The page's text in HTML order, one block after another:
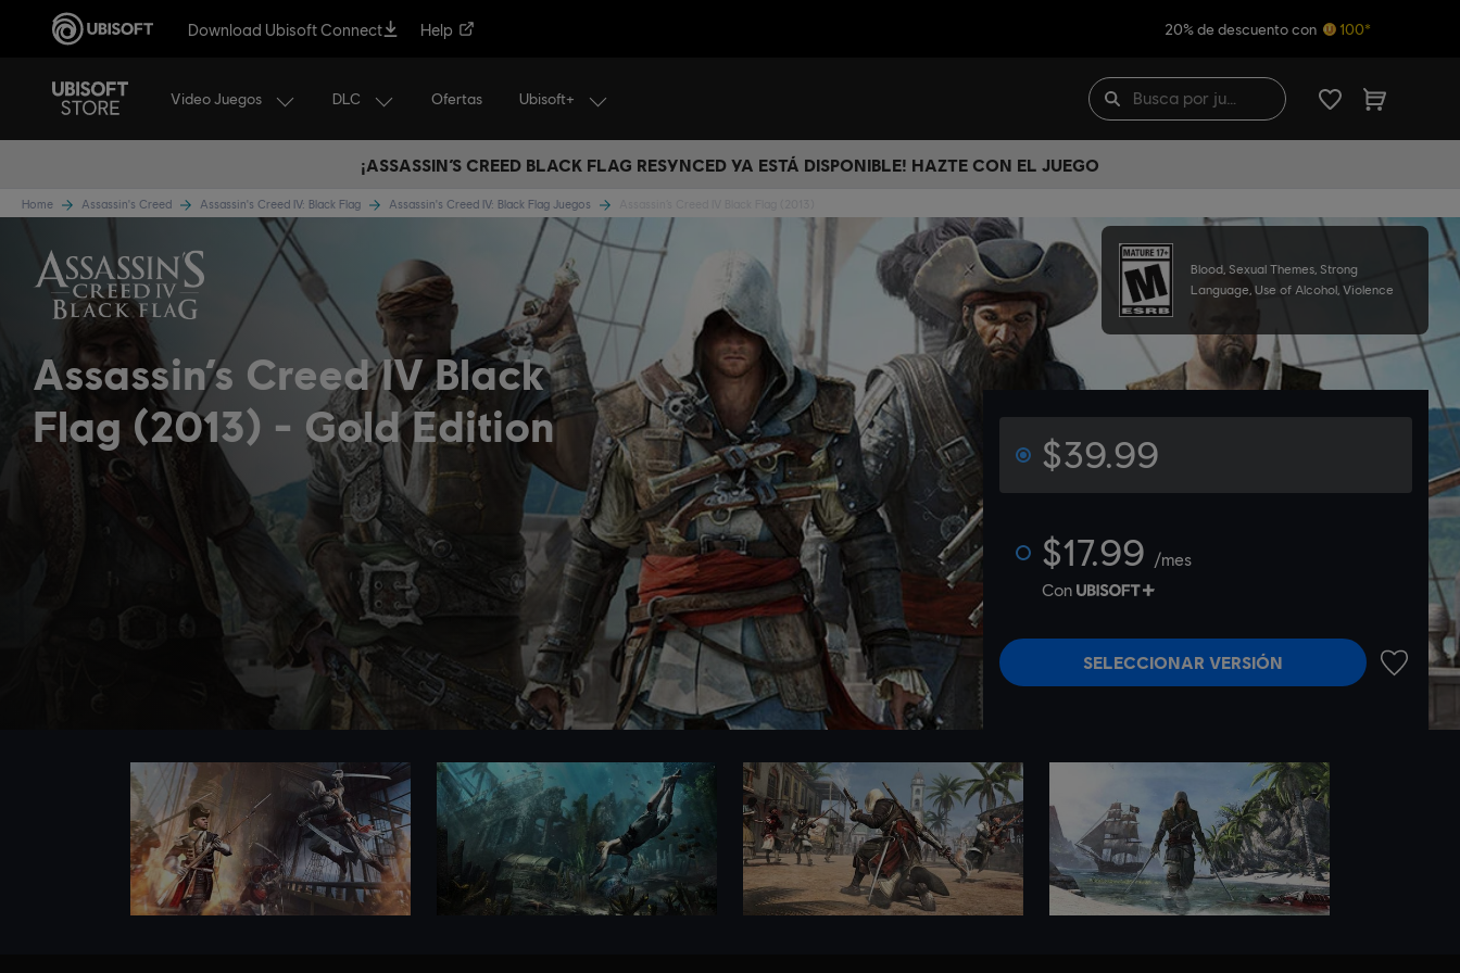
Download Ubisoft Connect Help 20% de descuento con 100*
Video Juegos DLC Ofertas Ubisoft+
¡ASSASSIN’S CREED BLACK FLAG RESYNCED YA ESTÁ DISPONIBLE! HAZTE CON EL JUEGO
Home Assassin's Creed Assassin's Creed IV: Black Flag Assassin's Creed IV: Black Flag Juegos
Blood, Sexual Themes, Strong
Language, Use of Alcohol, Violence
Assassin’s Creed IV Black
Flag (2013)
Gold Edition
$39.99
$17.99 /mes
Con
SELECCIONAR VERSIÓN
AÑADIR